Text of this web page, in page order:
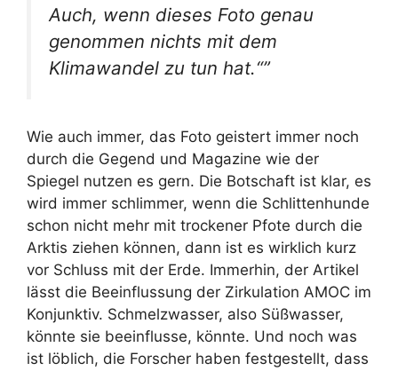
Auch, wenn dieses Foto genau
genommen nichts mit dem
Klimawandel zu tun hat.“”
Wie auch immer, das Foto geistert immer noch
durch die Gegend und Magazine wie der
Spiegel nutzen es gern. Die Botschaft ist klar, es
wird immer schlimmer, wenn die Schlittenhunde
schon nicht mehr mit trockener Pfote durch die
Arktis ziehen können, dann ist es wirklich kurz
vor Schluss mit der Erde. Immerhin, der Artikel
lässt die Beeinflussung der Zirkulation AMOC im
Konjunktiv. Schmelzwasser, also Süßwasser,
könnte sie beeinflusse, könnte. Und noch was
ist löblich, die Forscher haben festgestellt, dass